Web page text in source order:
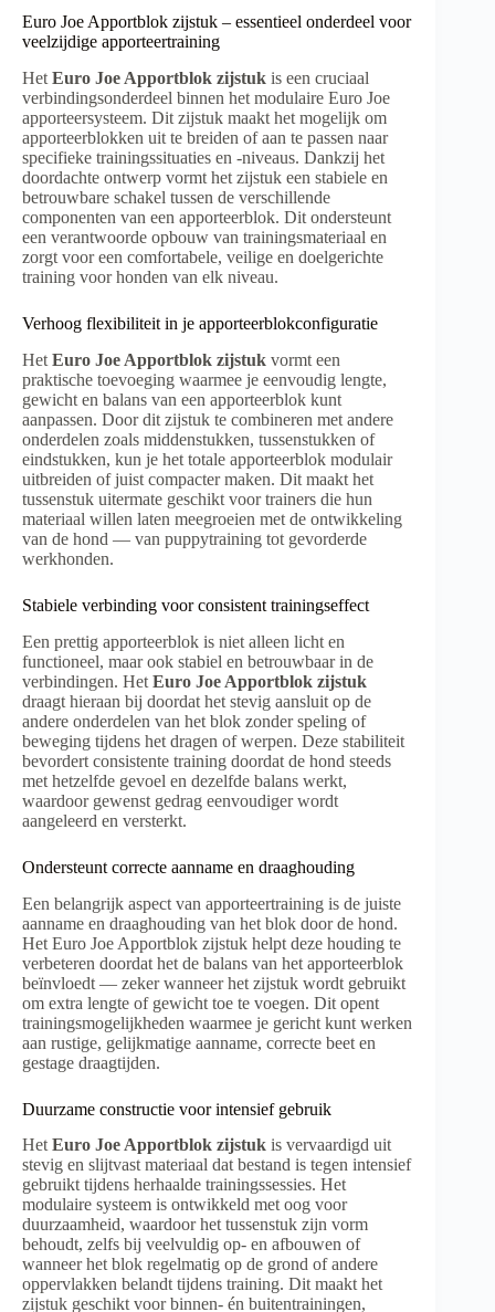
Euro Joe Apportblok zijstuk – essentieel onderdeel voor
veelzijdige apporteertraining
Het Euro Joe Apportblok zijstuk is een cruciaal
verbindingsonderdeel binnen het modulaire Euro Joe
apporteersysteem. Dit zijstuk maakt het mogelijk om
apporteerblokken uit te breiden of aan te passen naar
specifieke trainingssituaties en -niveaus. Dankzij het
doordachte ontwerp vormt het zijstuk een stabiele en
betrouwbare schakel tussen de verschillende
componenten van een apporteerblok. Dit ondersteunt
een verantwoorde opbouw van trainingsmateriaal en
zorgt voor een comfortabele, veilige en doelgerichte
training voor honden van elk niveau.
Verhoog flexibiliteit in je apporteerblokconfiguratie
Het Euro Joe Apportblok zijstuk vormt een
praktische toevoeging waarmee je eenvoudig lengte,
gewicht en balans van een apporteerblok kunt
aanpassen. Door dit zijstuk te combineren met andere
onderdelen zoals middenstukken, tussenstukken of
eindstukken, kun je het totale apporteerblok modulair
uitbreiden of juist compacter maken. Dit maakt het
tussenstuk uitermate geschikt voor trainers die hun
materiaal willen laten meegroeien met de ontwikkeling
van de hond — van puppytraining tot gevorderde
werkhonden.
Stabiele verbinding voor consistent trainingseffect
Een prettig apporteerblok is niet alleen licht en
functioneel, maar ook stabiel en betrouwbaar in de
verbindingen. Het Euro Joe Apportblok zijstuk
draagt hieraan bij doordat het stevig aansluit op de
andere onderdelen van het blok zonder speling of
beweging tijdens het dragen of werpen. Deze stabiliteit
bevordert consistente training doordat de hond steeds
met hetzelfde gevoel en dezelfde balans werkt,
waardoor gewenst gedrag eenvoudiger wordt
aangeleerd en versterkt.
Ondersteunt correcte aanname en draaghouding
Een belangrijk aspect van apporteertraining is de juiste
aanname en draaghouding van het blok door de hond.
Het Euro Joe Apportblok zijstuk helpt deze houding te
verbeteren doordat het de balans van het apporteerblok
beïnvloedt — zeker wanneer het zijstuk wordt gebruikt
om extra lengte of gewicht toe te voegen. Dit opent
trainingsmogelijkheden waarmee je gericht kunt werken
aan rustige, gelijkmatige aanname, correcte beet en
gestage draagtijden.
Duurzame constructie voor intensief gebruik
Het Euro Joe Apportblok zijstuk is vervaardigd uit
stevig en slijtvast materiaal dat bestand is tegen intensief
gebruikt tijdens herhaalde trainingssessies. Het
modulaire systeem is ontwikkeld met oog voor
duurzaamheid, waardoor het tussenstuk zijn vorm
behoudt, zelfs bij veelvuldig op- en afbouwen of
wanneer het blok regelmatig op de grond of andere
oppervlakken belandt tijdens training. Dit maakt het
zijstuk geschikt voor binnen- én buitentrainingen,